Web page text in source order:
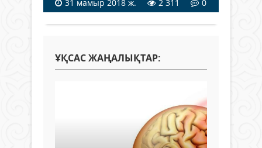
31 мамыр 2018 ж.
2 311 0
ҰҚСАС ЖАҢАЛЫҚТАР: